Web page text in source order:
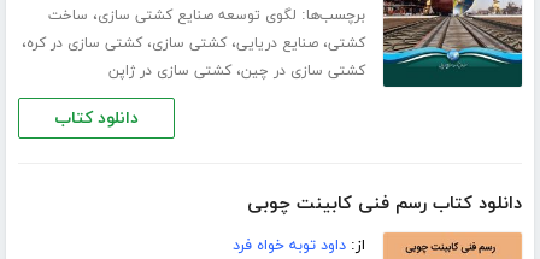
برچسب‌ها: لگوی توسعه صنایع کشتی‏ سازی، ساخت
کشتی،صنایع دریایی،کشتی سازی،کشتی سازی در کره،
کشتی سازی در چین،کشتی سازی در ژاپن
دانلود کتاب
دانلود کتاب رسم فنی کابینت چوبی
از:داود توبه خواه فرد